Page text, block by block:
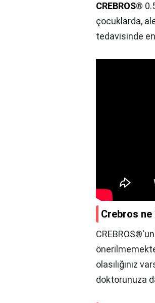
CREBROS®
çocuklarda,
tedavisinde
Crebros
CREBROS®'un
olasılığınız
doktorunuza